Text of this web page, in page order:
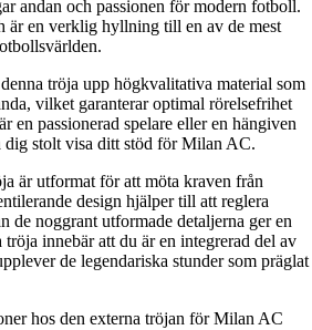
andan och passionen för modern fotboll.
är en verklig hyllning till en av de mest
tröja upp högkvalitativa material som
vilket garanterar optimal rörelsefrihet
en passionerad spelare eller en hängiven
dig stolt visa ditt stöd för Milan AC.
är utformat för att möta kraven från
design hjälper till att reglera
de noggrant utformade detaljerna ger en
innebär att du är en integrerad del av
de legendariska stunder som präglat
hos den externa tröjan för Milan AC